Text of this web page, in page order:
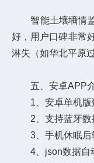
智能土壤墒情监
好，用户口碑非常
淋失（如华北平原
五、安卓APP
1、安卓单机版
2、支持蓝牙数
3、手机休眠后
4、json数据自动